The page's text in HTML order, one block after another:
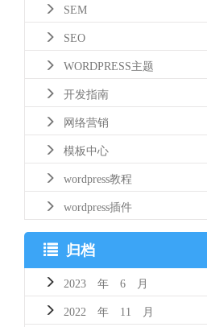
SEM
SEO
WORDPRESS主题
开发指南
网络营销
模板中心
wordpress教程
wordpress插件
归档
2023 年 6 月
2022 年 11 月